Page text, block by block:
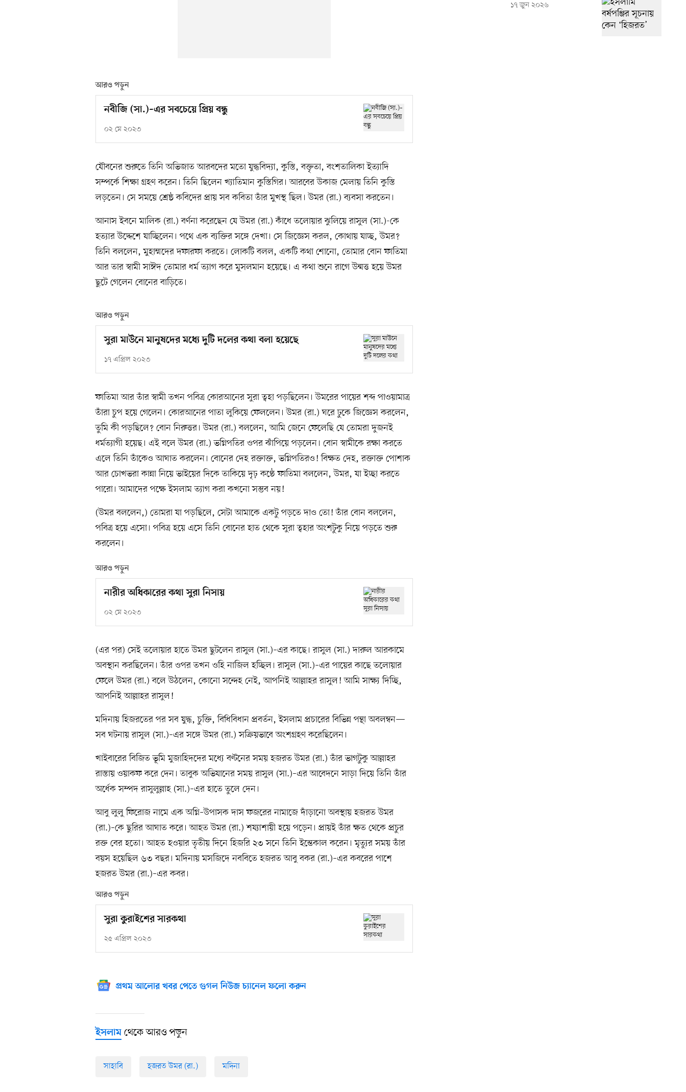
আরও পড়ুন
নবীজি (সা.)–এর সবচেয়ে প্রিয় বন্ধু
০২ মে ২০২৩
যৌবনের শুরুতে তিনি অভিজাত আরবদের মতো যুদ্ধবিদ্যা, কুস্তি, বক্তৃতা, বংশতালিকা ইত্যাদি
সম্পর্কে শিক্ষা গ্রহণ করেন। তিনি ছিলেন খ্যাতিমান কুস্তিগির। আরবের উকাজ মেলায় তিনি কুস্তি
লড়তেন। সে সময়ে শ্রেষ্ঠ কবিদের প্রায় সব কবিতা তাঁর মুখস্থ ছিল। উমর (রা.) ব্যবসা করতেন।
আনাস ইবনে মালিক (রা.) বর্ণনা করেছেন যে উমর (রা.) কাঁধে তলোয়ার ঝুলিয়ে রাসুল (সা.)-কে
হত্যার উদ্দেশে যাচ্ছিলেন। পথে এক ব্যক্তির সঙ্গে দেখা। সে জিজ্ঞেস করল, কোথায় যাচ্ছ, উমর?
তিনি বললেন, মুহাম্মদের দফারফা করতে। লোকটি বলল, একটি কথা শোনো, তোমার বোন ফাতিমা
আর তার স্বামী সাঈদ তোমার ধর্ম ত্যাগ করে মুসলমান হয়েছে। এ কথা শুনে রাগে উন্মত্ত হয়ে উমর
ছুটে গেলেন বোনের বাড়িতে।
আরও পড়ুন
সুরা মাউনে মানুষদের মধ্যে দুটি দলের কথা বলা হয়েছে
১৭ এপ্রিল ২০২৩
ফাতিমা আর তাঁর স্বামী তখন পবিত্র কোরআনের সুরা ত্বহা পড়ছিলেন। উমরের পায়ের শব্দ পাওয়ামাত্র
তাঁরা চুপ হয়ে গেলেন। কোরআনের পাতা লুকিয়ে ফেললেন। উমর (রা.) ঘরে ঢুকে জিজ্ঞেস করলেন,
তুমি কী পড়ছিলে? বোন নিরুত্তর। উমর (রা.) বললেন, আমি জেনে ফেলেছি যে তোমরা দুজনই
ধর্মত্যাগী হয়েছ। এই বলে উমর (রা.) ভগ্নিপতির ওপর ঝাঁপিয়ে পড়লেন। বোন স্বামীকে রক্ষা করতে
এলে তিনি তাঁকেও আঘাত করলেন। বোনের দেহ রক্তাক্ত, ভগ্নিপতিরও! বিক্ষত দেহ, রক্তাক্ত পোশাক
আর চোখভরা কান্না নিয়ে ভাইয়ের দিকে তাকিয়ে দৃঢ় কণ্ঠে ফাতিমা বললেন, উমর, যা ইচ্ছা করতে
পারো। আমাদের পক্ষে ইসলাম ত্যাগ করা কখনো সম্ভব নয়!
(উমর বললেন,) তোমরা যা পড়ছিলে, সেটা আমাকে একটু পড়তে দাও তো! তাঁর বোন বললেন,
পবিত্র হয়ে এসো। পবিত্র হয়ে এসে তিনি বোনের হাত থেকে সুরা ত্বহার অংশটুকু নিয়ে পড়তে শুরু
করলেন।
আরও পড়ুন
নারীর অধিকারের কথা সুরা নিসায়
০২ মে ২০২৩
(এর পর) সেই তলোয়ার হাতে উমর ছুটলেন রাসুল (সা.)–এর কাছে। রাসুল (সা.) দারুল আরকামে
অবস্থান করছিলেন। তাঁর ওপর তখন ওহি নাজিল হচ্ছিল। রাসুল (সা.)–এর পায়ের কাছে তলোয়ার
ফেলে উমর (রা.) বলে উঠলেন, কোনো সন্দেহ নেই, আপনিই আল্লাহর রাসুল! আমি সাক্ষ্য দিচ্ছি,
আপনিই আল্লাহর রাসুল!
মদিনায় হিজরতের পর সব যুদ্ধ, চুক্তি, বিধিবিধান প্রবর্তন, ইসলাম প্রচারের বিভিন্ন পন্থা অবলম্বন—
সব ঘটনায় রাসুল (সা.)–এর সঙ্গে উমর (রা.) সক্রিয়ভাবে অংশগ্রহণ করেছিলেন।
খাইবারের বিজিত ভূমি মুজাহিদদের মধ্যে বণ্টনের সময় হজরত উমর (রা.) তাঁর ভাগটুকু আল্লাহর
রাস্তায় ওয়াকফ করে দেন। তাবুক অভিযানের সময় রাসুল (সা.)–এর আবেদনে সাড়া দিয়ে তিনি তাঁর
অর্ধেক সম্পদ রাসুলুল্লাহ (সা.)–এর হাতে তুলে দেন।
আবু লুলু ফিরোজ নামে এক অগ্নি–উপাসক দাস ফজরের নামাজে দাঁড়ানো অবস্থায় হজরত উমর
(রা.)–কে ছুরির আঘাত করে। আহত উমর (রা.) শয্যাশায়ী হয়ে পড়েন। প্রায়ই তাঁর ক্ষত থেকে প্রচুর
রক্ত বের হতো। আহত হওয়ার তৃতীয় দিনে হিজরি ২৩ সনে তিনি ইন্তেকাল করেন। মৃত্যুর সময় তাঁর
বয়স হয়েছিল ৬৩ বছর। মদিনায় মসজিদে নববিতে হজরত আবু বকর (রা.)–এর কবরের পাশে
হজরত উমর (রা.)–এর কবর।
আরও পড়ুন
সুরা কুরাইশের সারকথা
২৫ এপ্রিল ২০২৩
প্রথম আলোর খবর পেতে গুগল নিউজ চ্যানেল ফলো করুন
ইসলাম থেকে আরও পড়ুন
সাহাবি হজরত উমর (রা.) মদিনা
১৭ জুন ২০২৬